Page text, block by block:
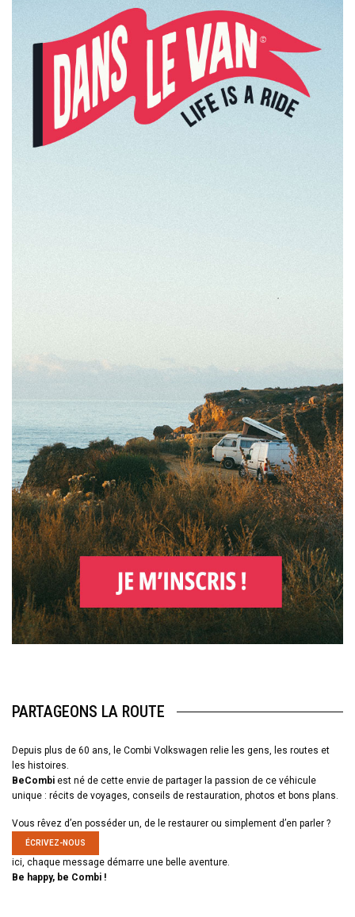
PARTAGEONS LA ROUTE
Depuis plus de 60 ans, le Combi Volkswagen relie les gens, les routes et
les histoires.
BeCombi est né de cette envie de partager la passion de ce véhicule
unique : récits de voyages, conseils de restauration, photos et bons plans.
Vous rêvez d’en posséder un, de le restaurer ou simplement d’en parler ?
ÉCRIVEZ-NOUS
ici, chaque message démarre une belle aventure.
Be happy, be Combi !